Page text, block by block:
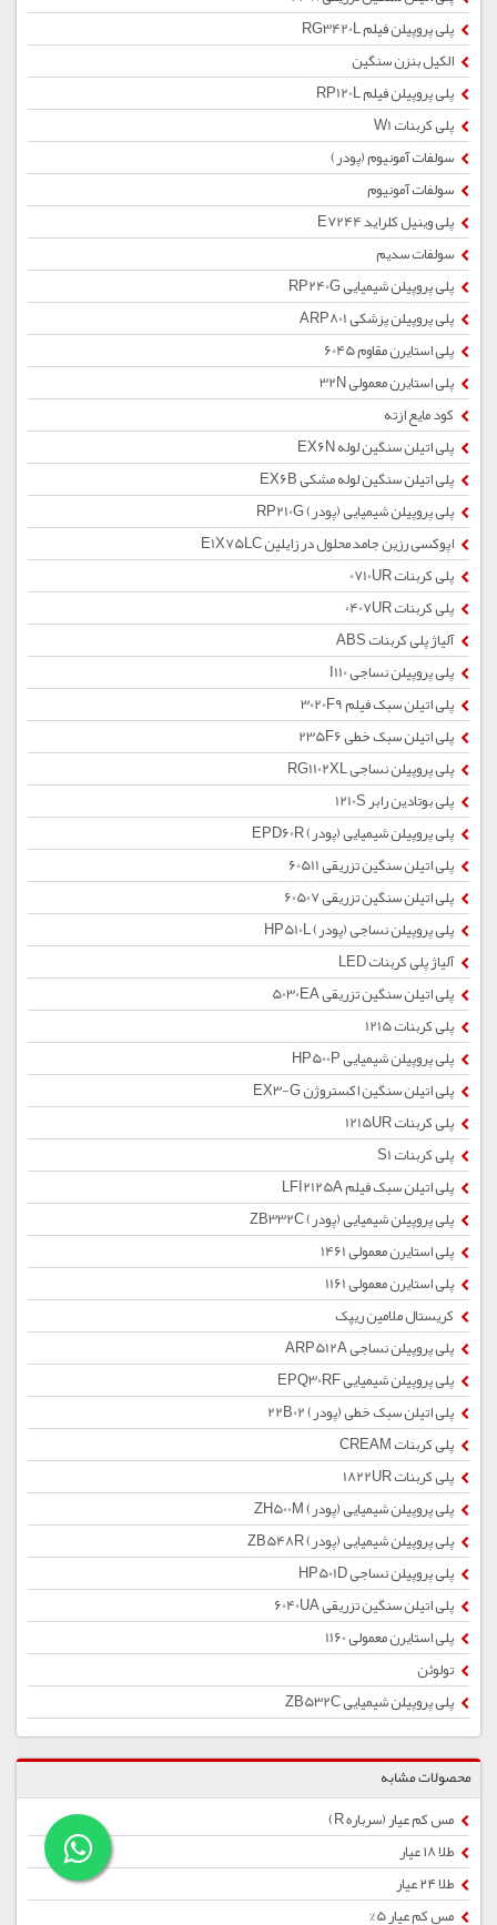
پلی پروپیلن فیلم RG3420L
الکیل بنزن سنگین
پلی پروپیلن فیلم RP120L
پلی کربنات W1
سولفات آمونیوم (پودر)
سولفات آمونیوم
پلی وینیل کلراید E7244
سولفات سدیم
پلی پروپیلن شیمیایی RP240G
پلی پروپیلن پزشکی ARP801
پلی استایرن مقاوم 6045
پلی استایرن معمولی 32N
کود مایع ازته
پلی اتیلن سنگین لوله EX6N
پلی اتیلن سنگین لوله مشکی EX6B
پلی پروپیلن شیمیایی (پودر) RP210G
اپوکسی رزین جامد محلول در زایلین E1X75LC
پلی کربنات 0710UR
پلی کربنات 0407UR
آلیاژ پلی کربنات ABS
پلی پروپیلن نساجی I110
پلی اتیلن سبک فیلم 3020F9
پلی اتیلن سبک خطی 235F6
پلی پروپیلن نساجی RG1102XL
پلی بوتادین رابر 1210S
پلی پروپیلن شیمیایی (پودر) EPD60R
پلی اتیلن سنگین تزریقی 60511
پلی اتیلن سنگین تزریقی 60507
پلی پروپیلن نساجی (پودر) HP510L
آلیاژ پلی کربنات LED
پلی اتیلن سنگین تزریقی 5030EA
پلی کربنات 1215
پلی پروپیلن شیمیایی HP500P
پلی اتیلن سنگین اکستروژن EX3-G
پلی کربنات 1215UR
پلی کربنات S1
پلی اتیلن سبک فیلم LFI2125A
پلی پروپیلن شیمیایی (پودر) ZB332C
پلی استایرن معمولی 1461
پلی استایرن معمولی 1161
کریستال ملامین ریپک
پلی پروپیلن نساجی ARP512A
پلی پروپیلن شیمیایی EPQ30RF
پلی اتیلن سبک خطی (پودر) 22B02
پلی کربنات CREAM
پلی کربنات 1822UR
پلی پروپیلن شیمیایی (پودر) ZH500M
پلی پروپیلن شیمیایی (پودر) ZB548R
پلی پروپیلن نساجی HP501D
پلی اتیلن سنگین تزریقی 6040UA
پلی استایرن معمولی 1160
تولوئن
پلی پروپیلن شیمیایی ZB532C
محصولات مشابه
مس کم عیار (سرباره R)
طلا ۱۸ عیار
طلا ۲۴ عیار
مس کم عیار 5%